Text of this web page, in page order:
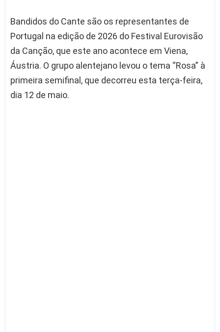
Bandidos do Cante são os representantes de
Portugal na edição de 2026 do Festival Eurovisão
da Canção, que este ano acontece em Viena,
Áustria. O grupo alentejano levou o tema “Rosa” à
primeira semifinal, que decorreu esta terça-feira,
dia 12 de maio.